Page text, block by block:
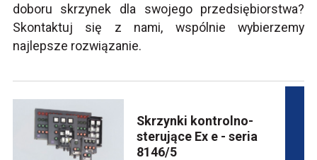
doboru skrzynek dla swojego przedsiębiorstwa?
Skontaktuj się z nami, wspólnie wybierzemy
najlepsze rozwiązanie.
Skrzynki kontrolno-
sterujące Ex e - seria
8146/5